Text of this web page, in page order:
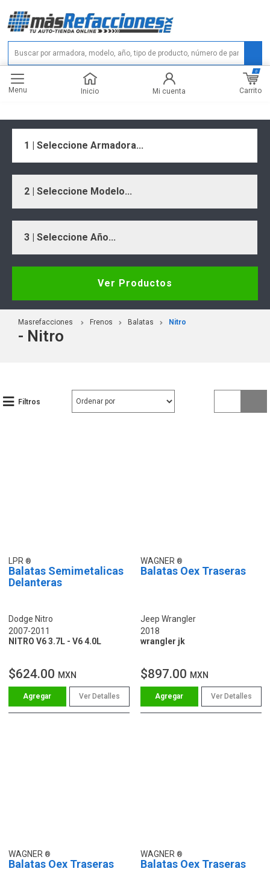
Menu Inicio Mi cuenta Carrito
0
1 | Seleccione Armadora...
2 | Seleccione Modelo...
3 | Seleccione Año...
Ver Productos
Masrefacciones Frenos Balatas Nitro
- Nitro
Filtros
LPR
Balatas Semimetalicas
Delanteras
Dodge Nitro
2007-2011
NITRO V6 3.7L - V6 4.0L
$624.00 MXN
Ver Detalles
WAGNER
Balatas Oex Traseras
Jeep Wrangler
2018
wrangler jk
$897.00 MXN
Ver Detalles
WAGNER
Balatas Oex Traseras
WAGNER
Balatas Oex Traseras